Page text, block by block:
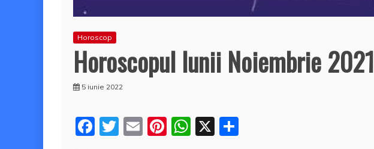
Horoscop
Horoscopul lunii Noiembrie 2021
5 iunie 2022
F
T
E
Pi W X